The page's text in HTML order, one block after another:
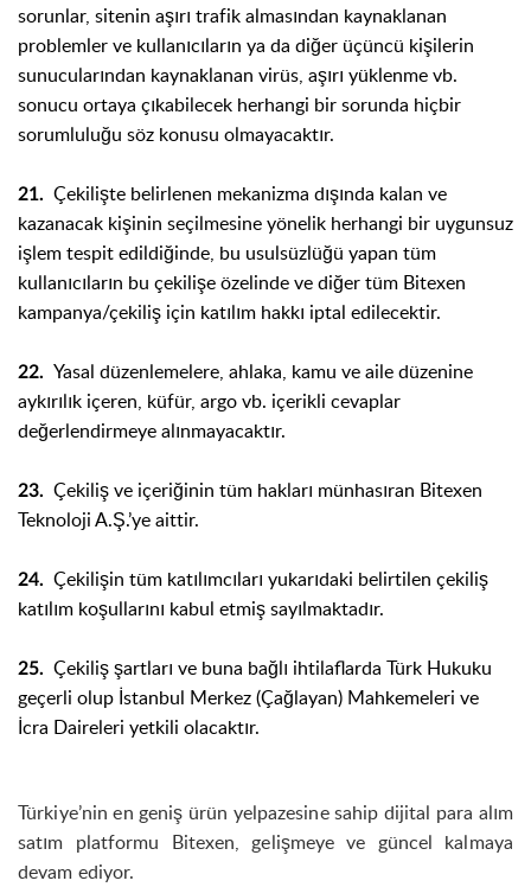
sorunlar, sitenin aşırı trafik almasından kaynaklanan
problemler ve kullanıcıların ya da diğer üçüncü kişilerin
sunucularından kaynaklanan virüs, aşırı yüklenme vb.
sonucu ortaya çıkabilecek herhangi bir sorunda hiçbir
sorumluluğu söz konusu olmayacaktır.
21. Çekilişte belirlenen mekanizma dışında kalan ve
kazanacak kişinin seçilmesine yönelik herhangi bir uygunsuz
işlem tespit edildiğinde, bu usulsüzlüğü yapan tüm
kullanıcıların bu çekilişe özelinde ve diğer tüm Bitexen
kampanya/çekiliş için katılım hakkı iptal edilecektir.
22. Yasal düzenlemelere, ahlaka, kamu ve aile düzenine
aykırılık içeren, küfür, argo vb. içerikli cevaplar
değerlendirmeye alınmayacaktır.
23. Çekiliş ve içeriğinin tüm hakları münhasıran Bitexen
Teknoloji A.Ş.’ye aittir.
24. Çekilişin tüm katılımcıları yukarıdaki belirtilen çekiliş
katılım koşullarını kabul etmiş sayılmaktadır.
25. Çekiliş şartları ve buna bağlı ihtilaflarda Türk Hukuku
geçerli olup İstanbul Merkez (Çağlayan) Mahkemeleri ve
İcra Daireleri yetkili olacaktır.
Türkiye’nin en geniş ürün yelpazesine sahip dijital para alım
satım platformu Bitexen, gelişmeye ve güncel kalmaya
devam ediyor.